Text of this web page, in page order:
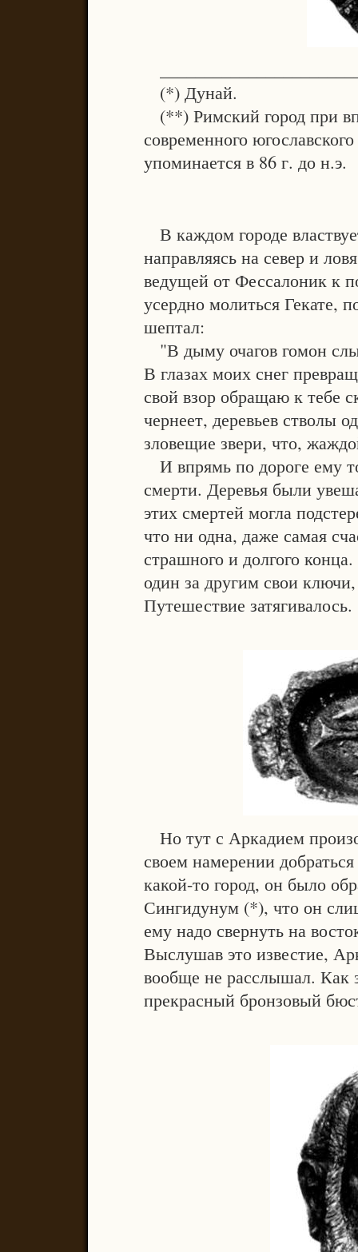
(*) Дунай.
(**) Римский город при
современного
упоминается в 86 г. до н.э.
В каждом городе
направляясь на север и
ведущей от Фессалоник к
усердно молиться Гекате,
шептал:
"В дыму очагов гомон
В глазах моих снег
свой взор обращаю к тебе
чернеет, деревьев стволы
зловещие звери, что,
И впрямь по дороге ему
смерти. Деревья были
этих смертей могла
что ни одна, даже самая
страшного и долгого
один за другим свои
Путешествие затягивалось.
Но тут с Аркадием
своем намерении
какой-то город, он было
Сингидунум (*), что он
ему надо свернуть на
Выслушав это известие,
вообще не расслышал. Как
прекрасный бронзовый